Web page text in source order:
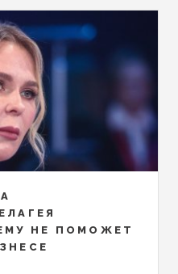
НЕ ПОМОЖЕТ